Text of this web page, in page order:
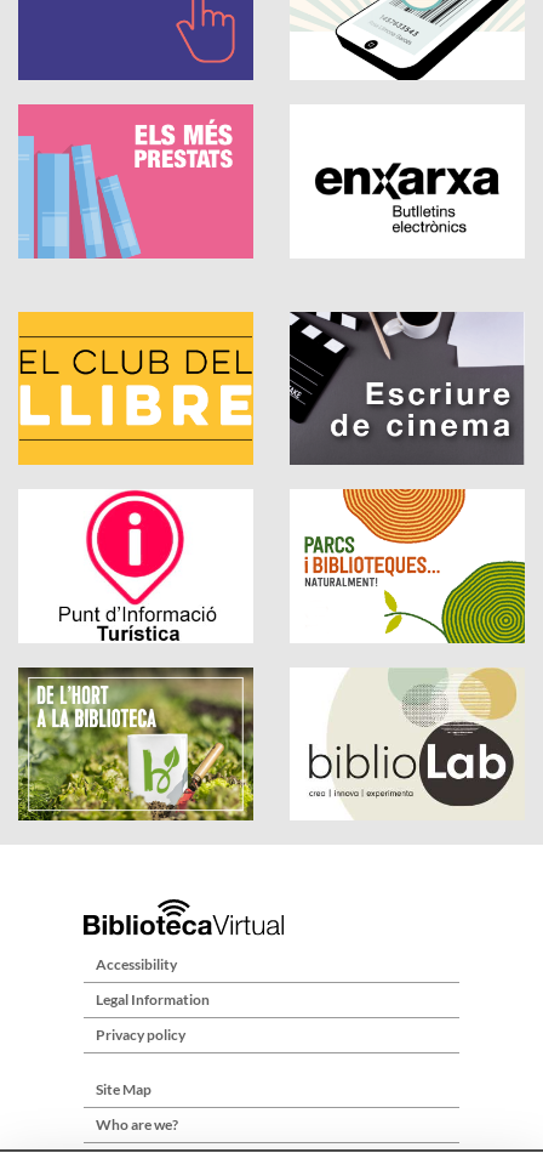
Accessibility
Legal Information
Privacy policy
Site Map
Who are we?